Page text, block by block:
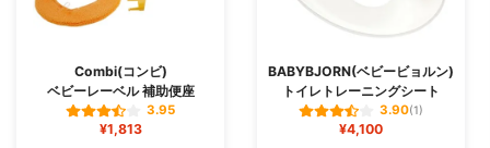
Combi(コンビ)
ベビーレーベル 補助便座
3.95
¥1,813
BABYBJORN(ベビービョルン)
トイレトレーニングシート
3.90(1)
¥4,100